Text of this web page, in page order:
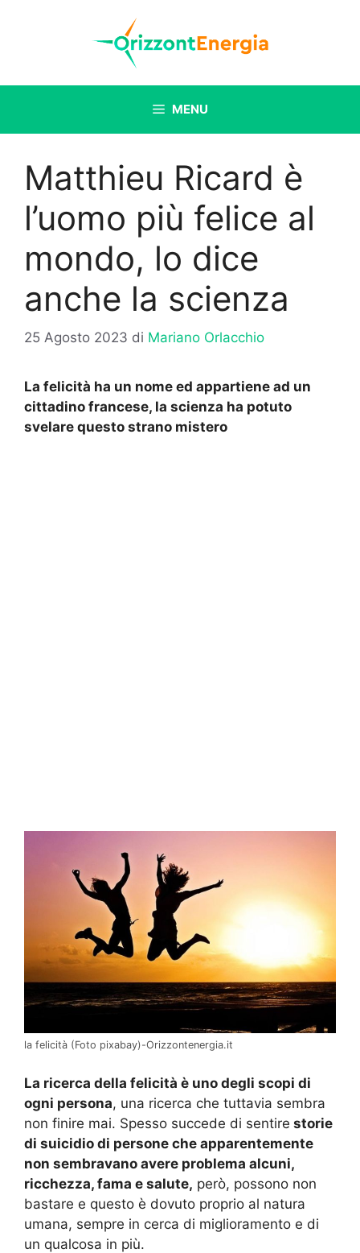
MENU
Matthieu Ricard è
l’uomo più felice al
mondo, lo dice
anche la scienza
25 Agosto 2023 di Mariano Orlacchio
La felicità ha un nome ed appartiene ad un
cittadino francese, la scienza ha potuto
svelare questo strano mistero
la felicità (Foto pixabay)-Orizzontenergia.it
La ricerca della felicità è uno degli scopi di
ogni persona, una ricerca che tuttavia sembra
non finire mai. Spesso succede di sentire storie
di suicidio di persone che apparentemente
non sembravano avere problema alcuni,
ricchezza, fama e salute, però, possono non
bastare e questo è dovuto proprio al natura
umana, sempre in cerca di miglioramento e di
un qualcosa in più.